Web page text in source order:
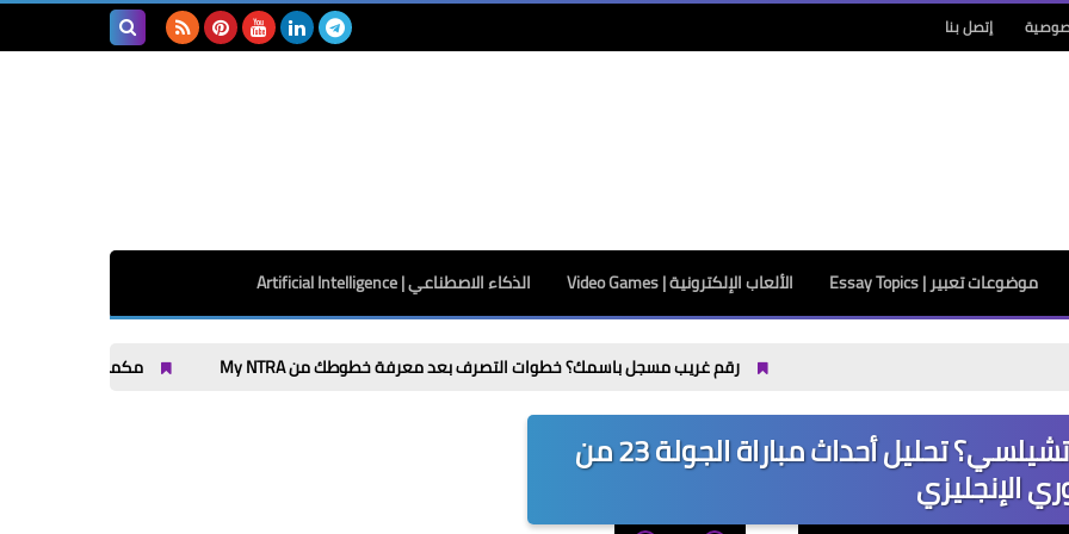
إتصل بنا
موضوعات تعبير | Essay Topics الألعاب الإلكترونية | Video Games الذكاء الاصطناعي | Artificial Intelligence
رقم غريب مسجل باسمك؟ خطوات التصرف بعد معرفة خطوطك من My NTRA مكملات لاعبي كرة القدم: 7 اختيارات تدعم الطاقة والتعافي قبل وبعد التمرين
كيف تطور أداء مانشستر سيتي وتشيلسي؟ تحليل أحداث مباراة الجولة 23 من
الإنجليزي